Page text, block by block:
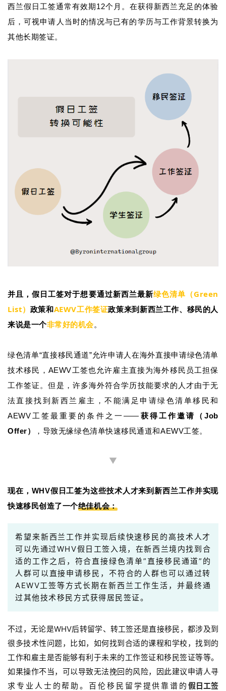
技
能
民
工
留
学
问
签
证
澳
加
美
百
伦
百
伦
咨
询
西兰假日工签通常有效期12个月。在获得新西兰充足的体验
后，可视申请人当时的情况与已有的学历与工作背景转换为
其他长期签证。
并且，假日工签对于想要通过新西兰最新绿色清单（Green
List） 政策和AEWV工作签证政策来到新西兰工作、移民的人
来说是一个非常好的机会。
绿色清单“直接移民通道”允许申请人在海外直接申请绿色清单
技术移民，AEWV工签也允许雇主直接为海外移民员工担保
工作签证。但是，许多海外符合学历技能要求的人才由于无
法直接找到新西兰雇主，不能满足申请绿色清单移民和
AEWV工签最重要的条件之一—— 获得工作邀请（Job
Offer）
，导致无缘绿色清单快速移民通道和AEWV工签。
▼
现在，WHV假日工签为这些技术人才来到新西兰工作并实现
快速移民创造了一个绝佳机会：
希望来新西兰工作并实现后续快速移民的高技术人才
可以先通过WHV假日工签入境，在新西兰境内找到合
适的工作之后，符合直接绿色清单”直接移民通道”的
人群可以直接申请移民，不符合的人群也可以通过转
AEWV工签等方式长期在新西兰工作生活，并最终通
过其他技术移民方式获得居民签证。
不过，无论是WHV后转留学、转工签还是直接移民，都涉及到
很多技术性问题，比如，如何找到合适的课程和学校，找到的
工作和雇主是否能够有利于未来的工作签证和移民签证等等。
如果操作不当，可以导致无法挽回的风险，因此建议申请人寻
求专业人士的帮助。 百伦移民留学提供靠谱的假日工签